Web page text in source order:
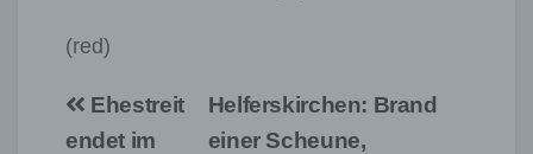
(red)
Beitragsnavigation
Helferskirchen: Brand
einer Scheune,
Ehestreit
endet im